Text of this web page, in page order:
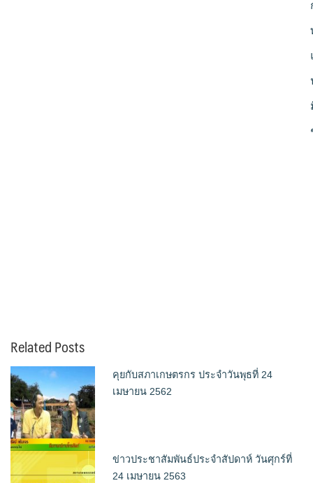
Related Posts
คุยกับสภาเกษตรกร ประจำวันพุธที่ 24
เมษายน 2562
ข่าวประชาสัมพันธ์ประจำสัปดาห์ วันศุกร์ที่
24 เมษายน 2563